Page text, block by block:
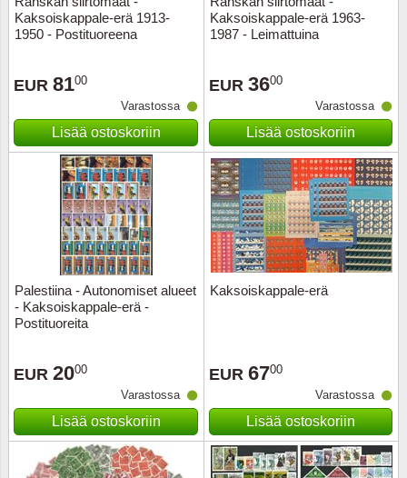
Kaksoiskappale-erä 1913-
1950 - Postituoreena
EUR 8100
Varastossa
Lisää ostoskoriin
Kaksoiskappale-erä 1963-
1987 - Leimattuina
EUR 3600
Varastossa
Lisää ostoskoriin
Palestiina - Autonomiset alueet
- Kaksoiskappale-erä -
Postituoreita
EUR 2000
Varastossa
Lisää ostoskoriin
Kaksoiskappale-erä
EUR 6700
Varastossa
Lisää ostoskoriin
Musiiki
Itä-
Japani
Kypros